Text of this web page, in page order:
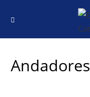
Andadores